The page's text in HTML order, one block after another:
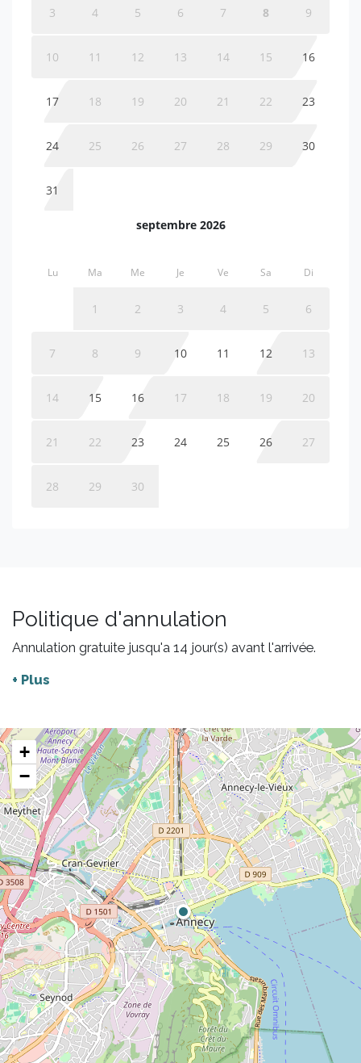
3 4 5 6 7 8 9
10 11 12 13 14 15 16
17 18 19 20 21 22 23
24 25 26 27 28 29 30
31
septembre 2026
Lu Ma Me Je Ve Sa Di
1 2 3 4 5 6
7 8 9 10 11 12 13
14 15 16 17 18 19 20
21 22 23 24 25 26 27
28 29 30
Politique d'annulation
Annulation gratuite jusqu'a 14 jour(s) avant l'arrivée.
+ Plus
+
−